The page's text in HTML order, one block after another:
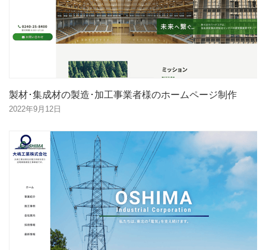
製材･集成材の製造･加工事業者様のホームページ制作
2022年9月12日